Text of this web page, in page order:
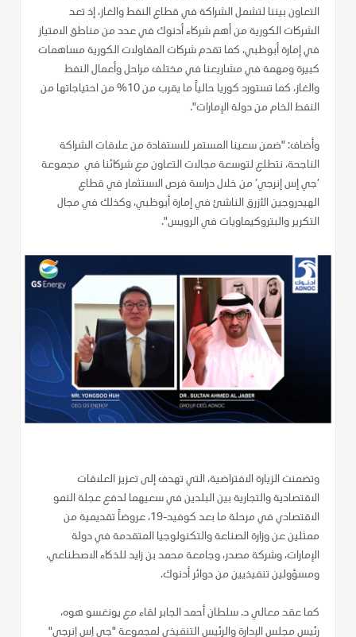
التعاون بيننا لتشمل الشراكة في قطاع النفط والغاز، إذ تعد
الشركات الكورية من أهم شركاء أدنوك في عدد من مناطق الامتياز
في إمارة أبوظبي، كما تقدم شركات المقاولات الكورية مساهمات
كبيرة ومهمة في مشاريعنا في مختلف مراحل وأعمال النفط
والغاز، كما تستورد كوريا حالياً ما يقرب من 10% من احتياجاتها من
النفط الخام من دولة الإمارات".
وأضاف: "ضمن سعينا المستمر للاستفادة من علاقات الشراكة
الناجحة، نتطلع لتوسعة مجالات التعاون مع شركائنا في مجموعة
’جي إس إنرجي‘ من خلال دراسة فرص الاستثمار في قطاع
الهيدروجين الأزرق الناشئ في إمارة أبوظبي، وكذلك في مجال
التكرير والبتروكيماويات في الرويس".
وتضمنت الزيارة الافتراضية، التي تهدف إلى تعزيز العلاقات
الاقتصادية والتجارية بين البلدين في سعيهما لدفع عجلة النمو
الاقتصادي في مرحلة ما بعد كوفيد-19، عروضاً تقديمية من
ممثلين عن وزارة الصناعة والتكنولوجيا المتقدمة في دولة
الإمارات، وشركة مصدر، وجامعة محمد بن زايد للذكاء الاصطناعي،
ومسؤولين تنفيذيين من دوائر أدنوك.
كما عقد معالي د. سلطان أحمد الجابر لقاء مع يونغسو هوه،
رئيس مجلس الإدارة والرئيس التنفيذي لمجموعة "جي إس إنرجي"